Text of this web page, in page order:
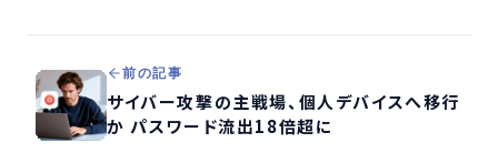
前の記事
サイバー攻撃の主戦場、個人デバイスへ移行
か パスワード流出18倍超に